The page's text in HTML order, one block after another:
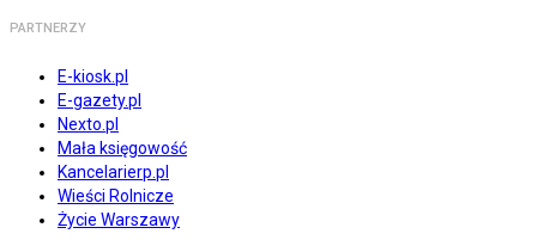
PARTNERZY
E-kiosk.pl
E-gazety.pl
Nexto.pl
Mała księgowość
Kancelarierp.pl
Wieści Rolnicze
Życie Warszawy